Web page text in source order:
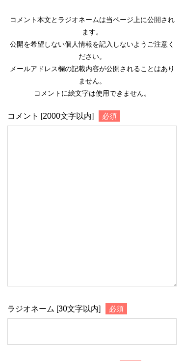
コメント本文とラジオネームは当ページ上に公開され
ます。
公開を希望しない個人情報を記入しないようご注意く
ださい。
メールアドレス欄の記載内容が公開されることはあり
ません。
コメントに絵文字は使用できません。
コメント [2000文字以内] 必須
ラジオネーム [30文字以内] 必須